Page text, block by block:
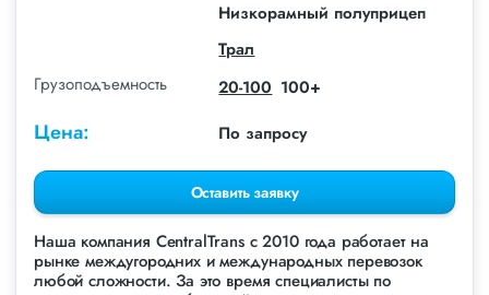
Низкорамный полуприцеп
Трал
Грузоподъемность
20-100 100+
Цена: По запросу
Оставить заявку
Наша компания СentralTrans с 2010 года работает на
рынке междугородних и международных перевозок
любой сложности. За это время специалисты по